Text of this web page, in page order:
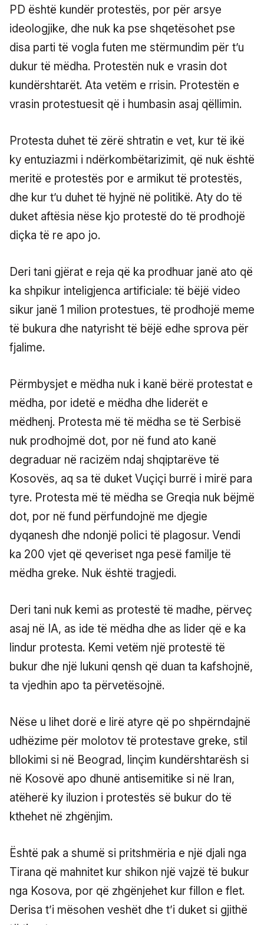
PD është kundër protestës, por për arsye
ideologjike, dhe nuk ka pse shqetësohet pse
disa parti të vogla futen me stërmundim për t’u
dukur të mëdha. Protestën nuk e vrasin dot
kundërshtarët. Ata vetëm e rrisin. Protestën e
vrasin protestuesit që i humbasin asaj qëllimin.
Protesta duhet të zërë shtratin e vet, kur të ikë
ky entuziazmi i ndërkombëtarizimit, që nuk është
meritë e protestës por e armikut të protestës,
dhe kur t’u duhet të hyjnë në politikë. Aty do të
duket aftësia nëse kjo protestë do të prodhojë
diçka të re apo jo.
Deri tani gjërat e reja që ka prodhuar janë ato që
ka shpikur inteligjenca artificiale: të bëjë video
sikur janë 1 milion protestues, të prodhojë meme
të bukura dhe natyrisht të bëjë edhe sprova për
fjalime.
Përmbysjet e mëdha nuk i kanë bërë protestat e
mëdha, por idetë e mëdha dhe liderët e
mëdhenj. Protesta më të mëdha se të Serbisë
nuk prodhojmë dot, por në fund ato kanë
degraduar në racizëm ndaj shqiptarëve të
Kosovës, aq sa të duket Vuçiçi burrë i mirë para
tyre. Protesta më të mëdha se Greqia nuk bëjmë
dot, por në fund përfundojnë me djegie
dyqanesh dhe ndonjë polici të plagosur. Vendi
ka 200 vjet që qeveriset nga pesë familje të
mëdha greke. Nuk është tragjedi.
Deri tani nuk kemi as protestë të madhe, përveç
asaj në IA, as ide të mëdha dhe as lider që e ka
lindur protesta. Kemi vetëm një protestë të
bukur dhe një lukuni qensh që duan ta kafshojnë,
ta vjedhin apo ta përvetësojnë.
Nëse u lihet dorë e lirë atyre që po shpërndajnë
udhëzime për molotov të protestave greke, stil
bllokimi si në Beograd, linçim kundërshtarësh si
në Kosovë apo dhunë antisemitike si në Iran,
atëherë ky iluzion i protestës së bukur do të
kthehet në zhgënjim.
Është pak a shumë si pritshmëria e një djali nga
Tirana që mahnitet kur shikon një vajzë të bukur
nga Kosova, por që zhgënjehet kur fillon e flet.
Derisa t’i mësohen veshët dhe t’i duket si gjithë